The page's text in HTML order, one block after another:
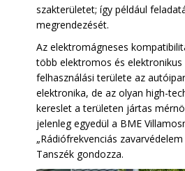
szakterületet; így például
megrendezését.
Az elektromágneses
több elektromos és
felhasználási területe az
elektronika, de az olyan high-
kereslet a területen jártas
jelenleg egyedül a BME
„Rádiófrekvenciás
Tanszék gondozza.